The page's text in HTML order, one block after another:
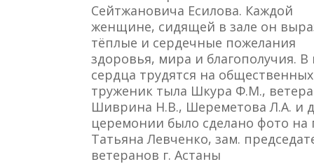
Сейтжановича Есилова. Каждой
женщине, сидящей в зале он
тёплые и сердечные пожелания
здоровья, мира и благополучия.
сердца трудятся на
труженик тыла Шкура Ф.М.,
Шиврина Н.В., Шереметова Л.А. и
церемонии было сделано фото на
Татьяна Левченко, зам.
ветеранов г. Астаны